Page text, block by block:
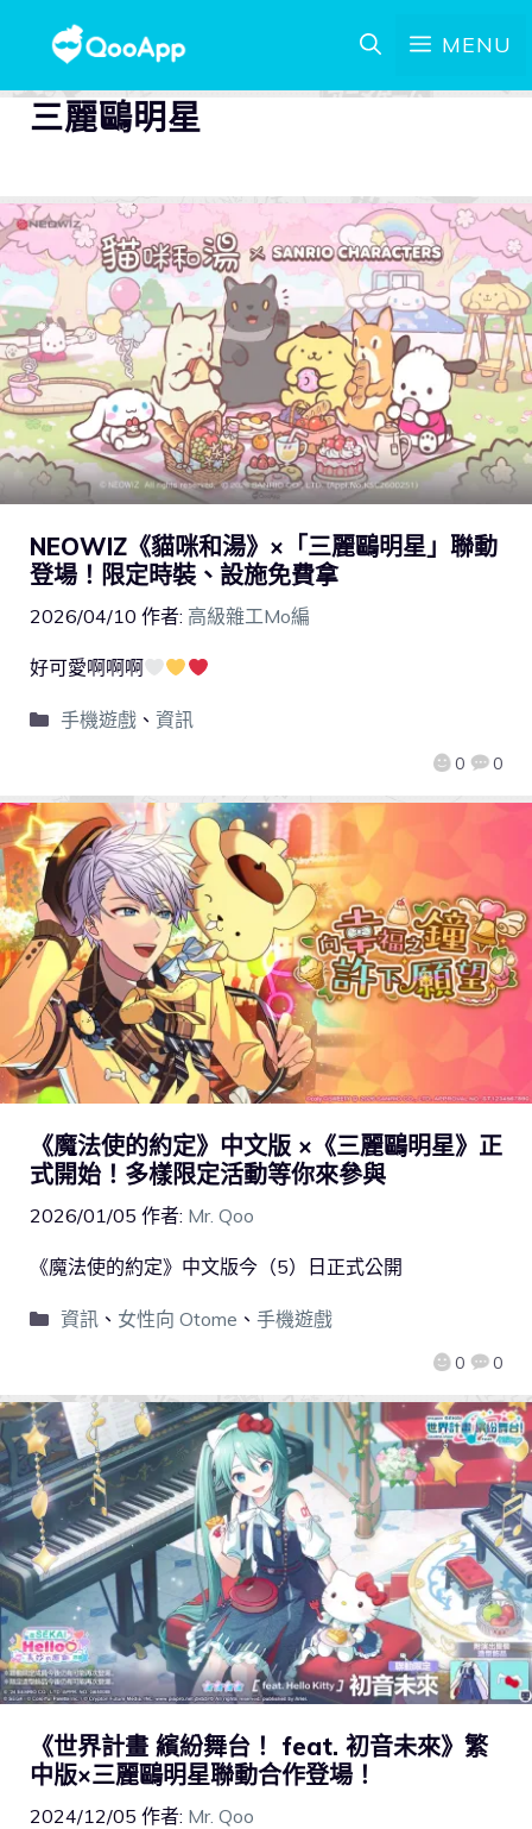
MENU
三麗鷗明星
NEOWIZ《貓咪和湯》×「三麗鷗明星」聯動
登場！限定時裝、設施免費拿
2026/04/10 作者: 高級雜工Mo編
0 0
好可愛啊啊啊
手機遊戲、 資訊
《魔法使的約定》中文版 ×《三麗鷗明星》正
式開始！多樣限定活動等你來參與
2026/01/05 作者: Mr. Qoo
0 0
《魔法使的約定》中文版今（5）日正式公開
資訊、 女性向 Otome 、 手機遊戲
《世界計畫 繽紛舞台！ feat. 初音未來》繁
中版×三麗鷗明星聯動合作登場！
2024/12/05 作者: Mr. Qoo